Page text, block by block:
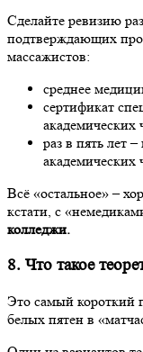
Сделайте ревизию
подтверждающих
массажистов:
среднее
сертификат
академических
раз в пять лет
академических
Всё «остальное» –
кстати, с
колледжи.
8. Что такое
Это самый короткий
белых пятен в